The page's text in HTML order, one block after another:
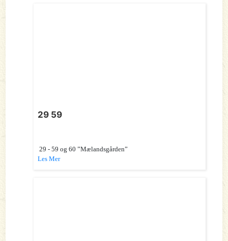
29 59
29 - 59 og 60 ”Mælandsgården”
Les Mer